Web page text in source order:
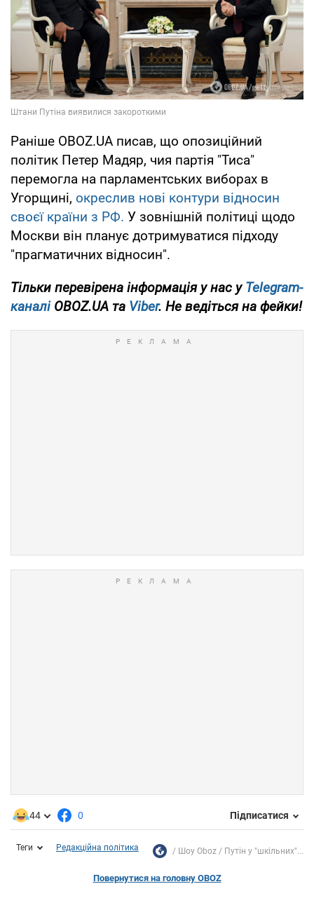
Раніше OBOZ.UA писав, що опозиційний
політик Петер Мадяр, чия партія "Тиса"
перемогла на парламентських виборах в
Угорщині, окреслив нові контури відносин
своєї країни з РФ. У зовнішній політиці щодо
Москви він планує дотримуватися підходу
"прагматичних відносин".
Тільки перевірена інформація у нас уTelegram-
каналіOBOZ.UA та Viber. Не ведіться на фейки!
44 0 Підписатися
Теги Редакційна політика Шоу Oboz Путін у "шкільних"...
Повернутися на головну OBOZ